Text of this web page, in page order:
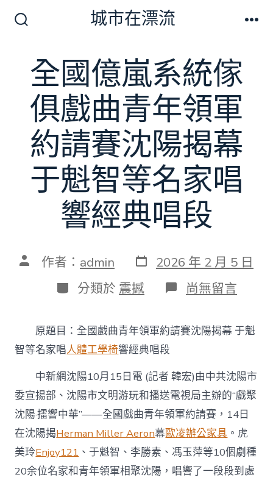
換
開
城市在漂流
全國億嵐系統傢
俱戲曲青年領軍
約請賽沈陽揭幕
于魁智等名家唱
響經典唱段
文 作者： admin 發
表
日
期
2026 年 2 月 5 日
分
類
分類於 震撼 在
〈全
億
嵐
傢
俱
戲
曲
青
年
領
軍
約
尚無留言
原題目：全國戲曲青年領軍約請賽沈陽揭幕 于魁
智等名家唱人體工學椅響經典唱段
中新網沈陽10月15日電 (記者 韓宏)由中共沈陽市
委宣揚部、沈陽市文明游玩和播送電視局主辦的“戲聚
沈陽·擂響中華”——全國戲曲青年領軍約請賽，14日
在沈陽揭Herman Miller Aeron幕歐凌辦公家具 。虎
美玲Enjoy121 、于魁智、李勝素、馮玉萍等10個劇種
20余位名家和青年領軍相聚沈陽，唱響了一段段到處